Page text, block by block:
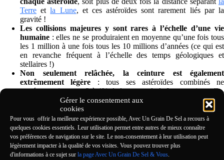
Gérer le consentement aux
cookies
Pour vous offrir la meilleure expérience possible, Avec Un Grain De Sel a recours à
quelques cookies essentiels. Leur utilisation permet entre autres de mieux connaître
vos préférences de navigation sur le site. Le non-consentement à leur utilisation peut
légèrement impacter à la qualité de vos visites. Vous pouvez trouver plus
d'informations à ce sujet sur la page Avec Un Grain De Sel & Vous
Terre etla Lune, et ces astéroïdes sont rarement liés par la
gravité !
Les collisions majeures y sont rares à l’échelle d’une vie
humaine : elles ne se produiraient en moyenne qu’une fois tous
les 1 million à une fois tous les 10 millions d’années (ce qui est
en revanche fréquent à l’échelle des temps géologiques et
stellaires !)
Non seulement relâchée, la ceinture est également
extrêmement légère : tous ses astéroïdes combinés ne
représenteraient que 3 à 4% de la masse de la Lune, qui est elle-
même dix fois plus légère que la Terre !
La ceinture comporte 4 grandes
: Hygée, Pallas, Vesta et
Cérès constituent à eux seuls près de la moitié de la masse de la
ceinture. Cérès représente même près du tiers de la masse totale
de la ceinture et, avec sa forme quasi-sphérique, est considérée
comme une planète naine !